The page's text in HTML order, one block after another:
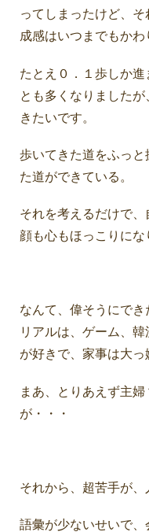
ってしまったけど、
成感はいつまでもかわ
たとえ０．１歩しか
とも多くなりました
きたいです。
歩いてきた道をふっ
た道ができている。
それを考えるだけで
顔も心もほっこりにな
なんて、偉そうにでき
リアルは、ゲーム、
が好きで、家事は大っ
まあ、とりあえず主
が・・・
それから、超苦手が、
語彙が少ないせいで